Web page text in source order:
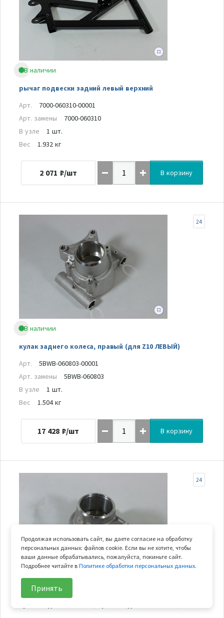
В наличии
рычаг подвески задний левый верхний
Арт.
7000-060310-00001
Арт. замены
7000-060310
В узле
1 шт.
Вес
1.932 кг
2 071 ₽/шт В корзину
В наличии
кулак заднего колеса, правый (для Z10 ЛЕВЫЙ)
24
Арт.
5BWB-060803-00001
Арт. замены
5BWB-060803
В узле
1 шт.
Вес
1.504 кг
17 428 ₽/шт В корзину
Нет в наличии
24
Продолжая использовать сайт, вы даете согласие на обработку
персональных данных: файлов cookie. Если вы не хотите, чтобы
ваши данные обрабатывались, пожалуйста, покиньте сайт.
Подробнее читайте вПолитике обработки персональных данных.
Принять